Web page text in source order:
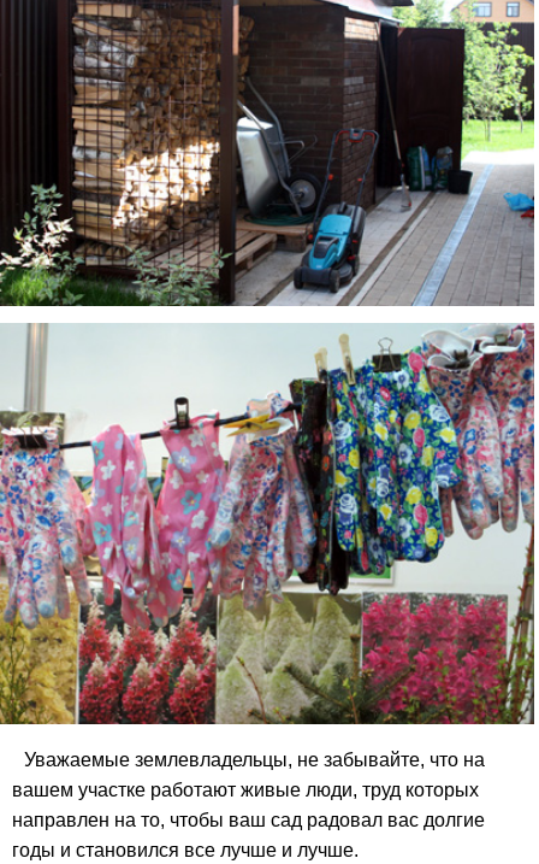
Уважаемые землевладельцы, не забывайте, что на
вашем участке работают живые люди, труд которых
направлен на то, чтобы ваш сад радовал вас долгие
годы и становился все лучше и лучше.